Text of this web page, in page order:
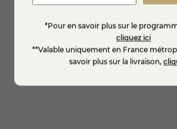
Ajouter au panier
*Pour en savoir plus sur le
cliquez ici
**Valable uniquement en France
savoir plus sur la livraison,